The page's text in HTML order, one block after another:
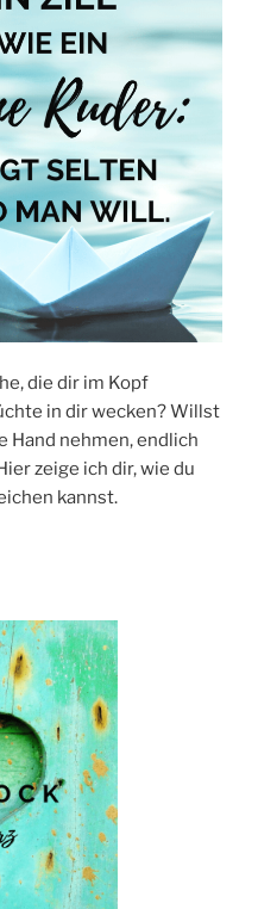
die dir im Kopf
in dir wecken? Willst
Hand nehmen, endlich
zeige ich dir, wie du
kannst.